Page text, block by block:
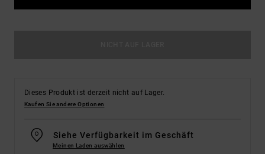
Dieses Produkt ist derzeit nicht auf Lager.
Kaufen Sie andere Optionen
Siehe Verfügbarkeit im Geschäft
Meinen Laden auswählen